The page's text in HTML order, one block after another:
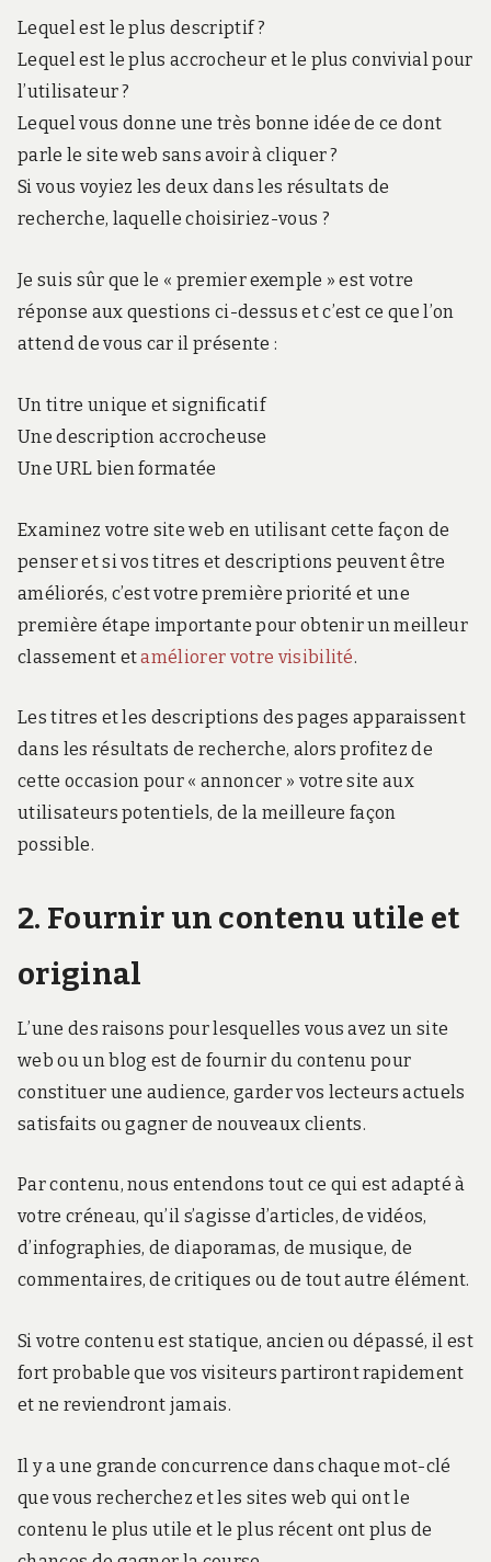
Lequel est le plus descriptif ?
Lequel est le plus accrocheur et le plus convivial pour
l’utilisateur ?
Lequel vous donne une très bonne idée de ce dont
parle le site web sans avoir à cliquer ?
Si vous voyiez les deux dans les résultats de
recherche, laquelle choisiriez-vous ?
Je suis sûr que le « premier exemple » est votre
réponse aux questions ci-dessus et c’est ce que l’on
attend de vous car il présente :
Un titre unique et significatif
Une description accrocheuse
Une URL bien formatée
Examinez votre site web en utilisant cette façon de
penser et si vos titres et descriptions peuvent être
améliorés, c’est votre première priorité et une
première étape importante pour obtenir un meilleur
classement etaméliorer votre visibilité.
Les titres et les descriptions des pages apparaissent
dans les résultats de recherche, alors profitez de
cette occasion pour « annoncer » votre site aux
utilisateurs potentiels, de la meilleure façon
possible.
2. Fournir un contenu utile et
original
L’une des raisons pour lesquelles vous avez un site
web ou un blog est de fournir du contenu pour
constituer une audience, garder vos lecteurs actuels
satisfaits ou gagner de nouveaux clients.
Par contenu, nous entendons tout ce qui est adapté à
votre créneau, qu’il s’agisse d’articles, de vidéos,
d’infographies, de diaporamas, de musique, de
commentaires, de critiques ou de tout autre élément.
Si votre contenu est statique, ancien ou dépassé, il est
fort probable que vos visiteurs partiront rapidement
et ne reviendront jamais.
Il y a une grande concurrence dans chaque mot-clé
que vous recherchez et les sites web qui ont le
contenu le plus utile et le plus récent ont plus de